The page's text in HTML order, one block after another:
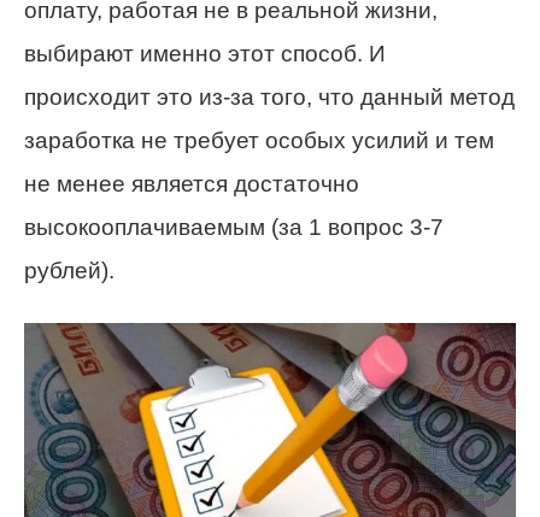
оплату, работая не в реальной жизни,
выбирают именно этот способ. И
происходит это из-за того, что данный метод
заработка не требует особых усилий и тем
не менее является достаточно
высокооплачиваемым (за 1 вопрос 3-7
рублей).